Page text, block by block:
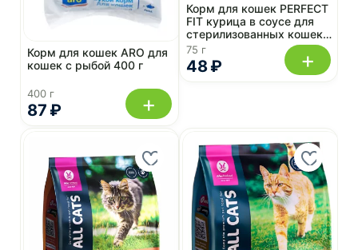
87 ₽
Корм для кошек ARO для
кошек с рыбой 400 г
400 г +
48 ₽
Корм для кошек PERFECT
FIT курица в соусе для
стерилизованных кошек
75 г
75 г +